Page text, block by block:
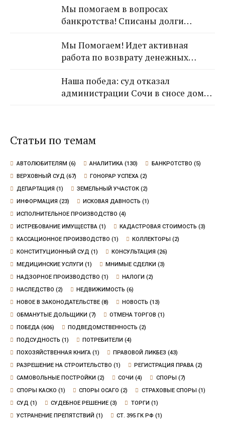
Мы помогаем в вопросах
банкротства! Списаны долги
Мы Помогаем! Идет активная
работа по возврату денежных
Самвела Смпатовича 17.07.1983 г.р.
Наша победа: суд отказал
администрации Сочи в сносе дома,
Статьи по темам
АВТОЛЮБИТЕЛЯМ (6) АНАЛИТИКА (130) БАНКРОТСТВО (5)
ВЕРХОВНЫЙ СУД (67) ГОНОРАР УСПЕХА (2)
ДЕПАРТАЦИЯ (1) ЗЕМЕЛЬНЫЙ УЧАСТОК (2)
ИНФОРМАЦИЯ (23) ИСКОВАЯ ДАВНОСТЬ (1)
ИСПОЛНИТЕЛЬНОЕ ПРОИЗВОДСТВО (4)
ИСТРЕБОВАНИЕ ИМУЩЕСТВА(1) КАДАСТРОВАЯ СТОИМОСТЬ (3)
КАССАЦИОННОЕ ПРОИЗВОДСТВО (1) КОЛЛЕКТОРЫ (2)
КОНСТИТУЦИОННЫЙ СУД (1) КОНСУЛЬТАЦИЯ (26)
МЕДИЦИНСКИЕ УСЛУГИ (1) МНИМЫЕ СДЕЛКИ (3)
НАДЗОРНОЕ ПРОИЗВОДСТВО (1) НАЛОГИ (2)
НАСЛЕДСТВО (2) НЕДВИЖИМОСТЬ (6)
НОВОЕ В ЗАКОНОДАТЕЛЬСТВЕ(8) НОВОСТЬ (13)
ОБМАНУТЫЕ ДОЛЬЩИКИ (7) ОТМЕНА ТОРГОВ (1)
ПОБЕДА(606) ПОДВЕДОМСТВЕННОСТЬ (2)
ПОДСУДНОСТЬ (1) ПОТРЕБИТЕЛИ (4)
ПОХОЗЯЙСТВЕННАЯ КНИГА(1) ПРАВОВОЙ ЛИКБЕЗ (43)
РАЗРЕШЕНИЕ НА СТРОИТЕЛЬСТВО (1) РЕГИСТРАЦИЯ ПРАВА (2)
САМОВОЛЬНЫЕ ПОСТРОЙКИ (2) СОЧИ (4) СПОРЫ (7)
СПОРЫ КАСКО (1) СПОРЫ ОСАГО (2) СТРАХОВЫЕ СПОРЫ (1)
СУД (1) СУДЕБНОЕ РЕШЕНИЕ (3) ТОРГИ (1)
УСТРАНЕНИЕ ПРЕПЯТСТВИЙ (1) СТ. 395 ГК РФ (1)